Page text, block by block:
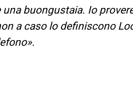
buongustaia. Io
a caso lo definiscono